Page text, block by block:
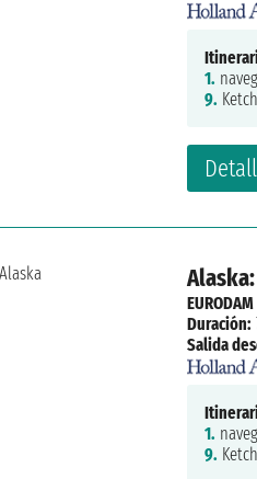
1.
9.
EURODAM
Duración:
Salida
1.
9.